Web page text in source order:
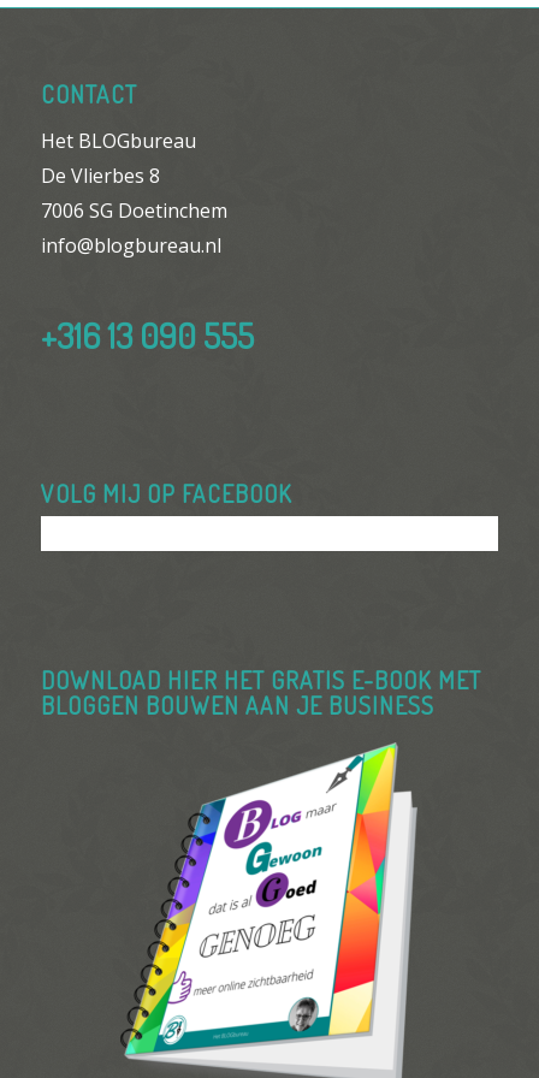
CONTACT
Het BLOGbureau
De Vlierbes 8
7006 SG Doetinchem
info@blogbureau.nl
+316 13 090 555
VOLG MIJ OP FACEBOOK
DOWNLOAD HIER HET GRATIS E-BOOK MET
BLOGGEN BOUWEN AAN JE BUSINESS